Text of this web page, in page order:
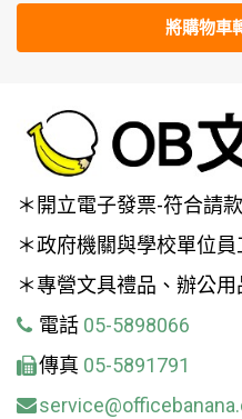
將購物車
＊開立電子發票-符合請
＊政府機關與學校單位
＊專營文具禮品、辦公
電話 05-5898066
傳真 05-5891791